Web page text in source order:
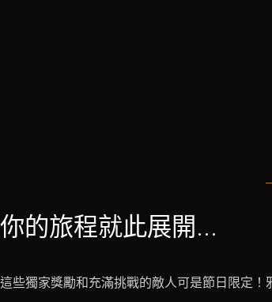
你的旅程就此展開...
這些獨家獎勵和充滿挑戰的敵人可是節日限定！